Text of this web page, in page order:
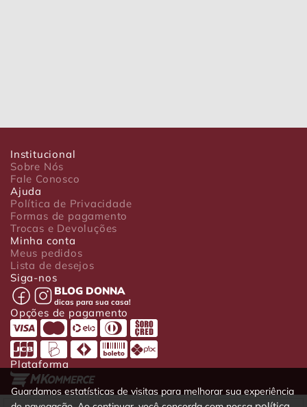
Institucional
Sobre Nós
Fale Conosco
Ajuda
Política de Privacidade
Formas de pagamento
Trocas e Devoluções
Minha conta
Meus pedidos
Lista de desejos
Siga-nos
BLOG DONNA
dicas para sua casa!
Opções de pagamento
Plataforma
Guardamos estatísticas de visitas para melhorar sua experiência